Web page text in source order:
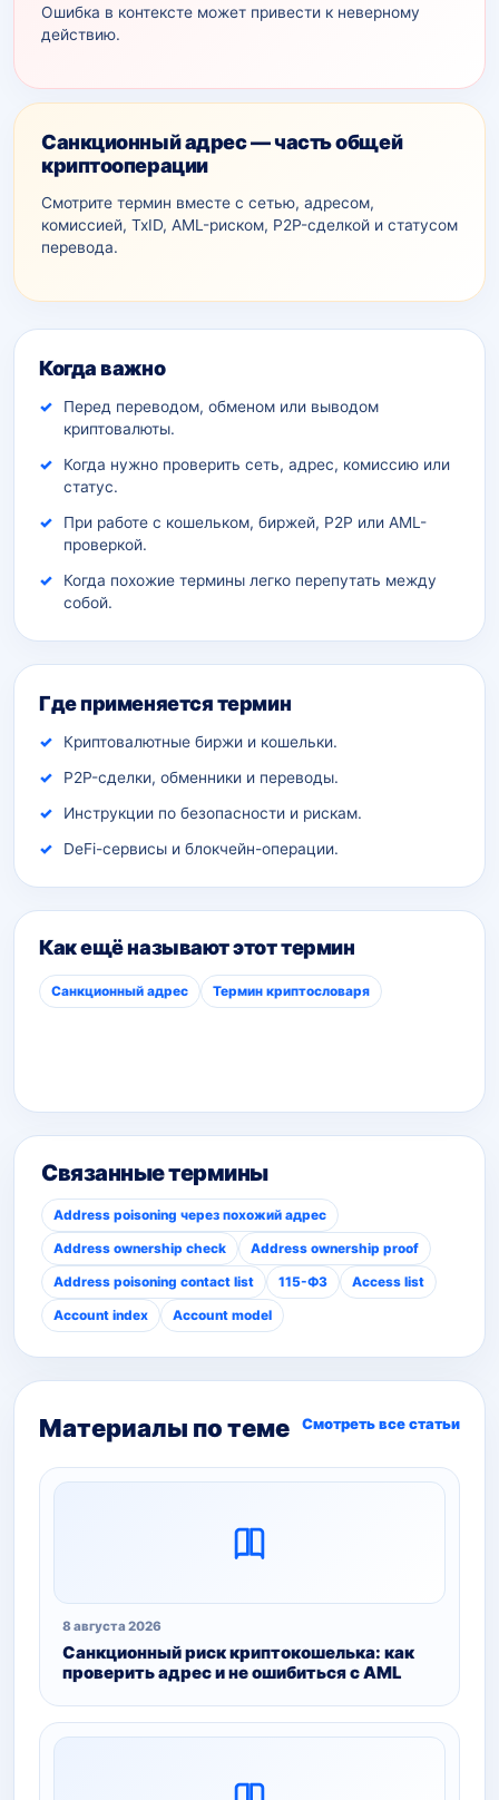
Ошибка в контексте может привести к неверному
действию.
Санкционный адрес — часть общей
криптооперации
Смотрите термин вместе с сетью, адресом,
комиссией, TxID, AML-рискoм, P2P-сделкой и статусом
перевода.
Дополнительный контекст
Когда важно
Перед переводом, обменом или выводом
криптовалюты.
Когда нужно проверить сеть, адрес, комиссию или
статус.
При работе с кошельком, биржей, P2P или AML-
проверкой.
Когда похожие термины легко перепутать между
собой.
Где применяется термин
Криптовалютные биржи и кошельки.
P2P-сделки, обменники и переводы.
Инструкции по безопасности и рискам.
DeFi-сервисы и блокчейн-операции.
Как ещё называют этот термин
Санкционный адрес Термин криптословаря
Связанные термины
Address poisoning через похожий адрес
Address ownership check Address ownership proof
Address poisoning contact list 115-ФЗ Access list
Account index Account model
Материалы по теме Смотреть все статьи
8 августа 2026
Санкционный риск криптокошелька: как
проверить адрес и не ошибиться с AML